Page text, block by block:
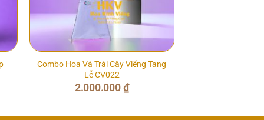
Combo Hoa Và Trái Cây Viếng Tang
Lễ CV022
2.000.000 ₫